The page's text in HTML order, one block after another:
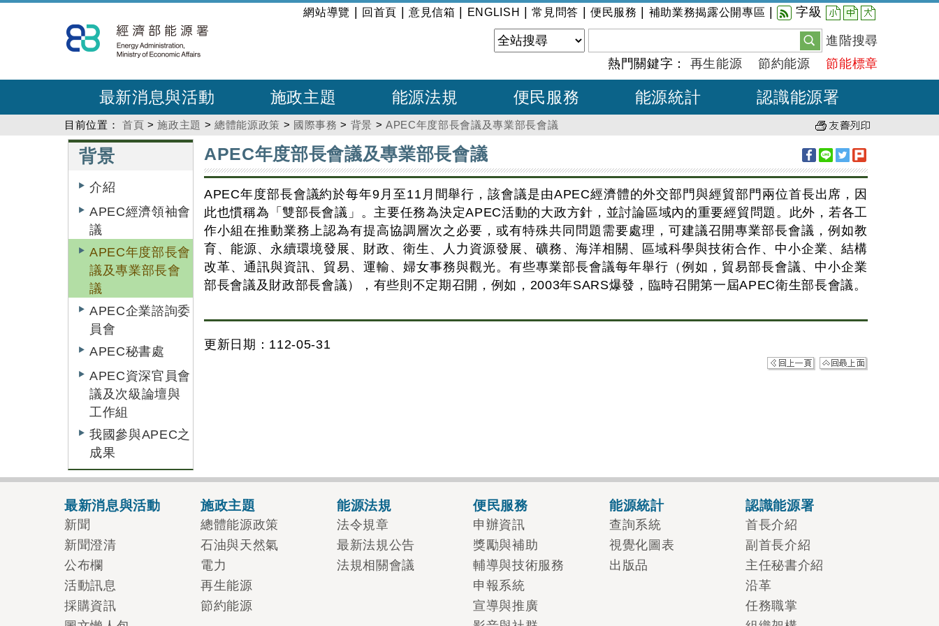
到
主
內
:::
網站導覽 回首頁 意見信箱 ENGLISH |常見問答 便民服務 補助業務揭露公開專區 字級 小 中 大
進階搜尋
熱門關鍵字： 再生能源 節約能源 節能標章
最新消息與活動 施政主題 能源法規 便民服務 能源統計 認識能源署
目前位置： 首頁 >施政主題 >總體能源政策 > 國際事務 > 背景 >APEC年度部長會議及專業部長會議
背景
介紹
APEC經濟領袖會
議
APEC年度部長會
議及專業部長會
議
APEC企業諮詢委
員會
APEC秘書處
APEC資深官員會
議及次級論壇與
工作組
我國參與APEC之
成果
APEC年度部長會議及專業部長會議
APEC年度部長會議約於每年9月至11月間舉行，該會議是由APEC經濟體的外交部門與經貿部門兩位首長出席，因
此也慣稱為「雙部長會議」。主要任務為決定APEC活動的大政方針，並討論區域內的重要經貿問題。此外，若各工
作小組在推動業務上認為有提高協調層次之必要，或有特殊共同問題需要處理，可建議召開專業部長會議，例如教
育、能源、永續環境發展、財政、衛生、人力資源發展、礦務、海洋相關、區域科學與技術合作、中小企業、結構
改革、通訊與資訊、貿易、運輸、婦女事務與觀光。有些專業部長會議每年舉行（例如，貿易部長會議、中小企業
部長會議及財政部長會議），有些則不定期召開，例如，2003年SARS爆發，臨時召開第一屆APEC衛生部長會議。
更新日期：112-05-31
最新消息與活動
新聞
新聞澄清
公布欄
活動訊息
採購資訊
施政主題
總體能源政策
石油與天然氣
電力
再生能源
節約能源
能源法規
法令規章
最新法規公告
法規相關會議
便民服務
申辦資訊
獎勵與補助
輔導與技術服務
申報系統
宣導與推廣
能源統計
查詢系統
視覺化圖表
出版品
認識能源署
首長介紹
副首長介紹
主任秘書介紹
沿革
任務職掌